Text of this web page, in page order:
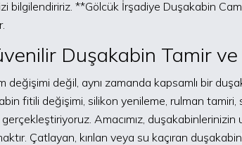
bilgilendiririz. **Gölcük İrşadiye Duşakabin
Duşakabin Tamir
değişimi değil, aynı zamanda kapsamlı bir
fitili değişimi, silikon yenileme, rulman tamiri,
Amacımız, duşakabinlerinizin
Çatlayan, kırılan veya su kaçıran